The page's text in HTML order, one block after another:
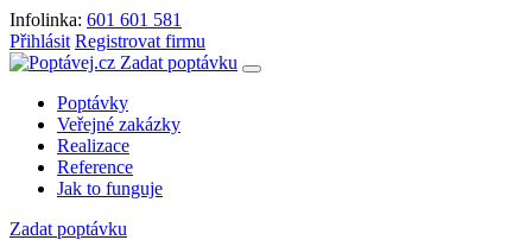
Infolinka: 601 601 581
Přihlásit Registrovat firmu
Zadat poptávku
Poptávky
Veřejné zakázky
Realizace
Reference
Jak to funguje
Zadat poptávku